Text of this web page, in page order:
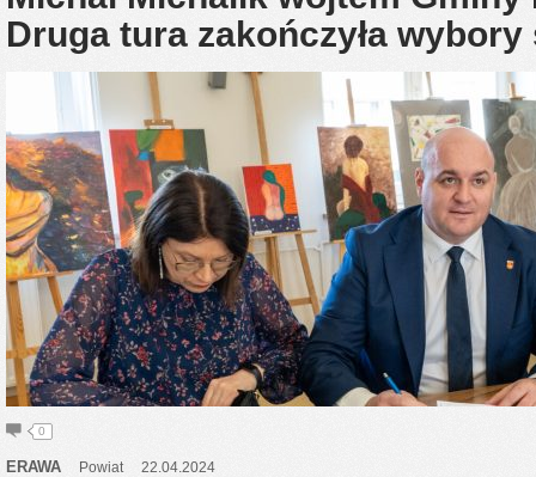
Druga tura zakończyła
0
ERAWA Powiat 22.04.2024